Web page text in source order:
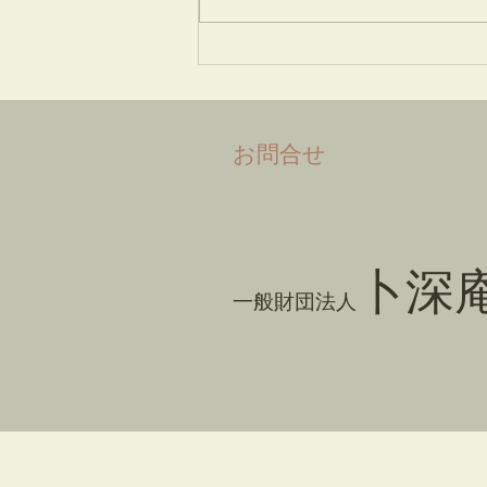
​お問合せ
一般財団法人 卜深